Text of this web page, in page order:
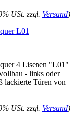
USt. zzgl. Versand)
L01
4 Lisenen "L01"
- links oder
lackierte Türen von
USt. zzgl. Versand)